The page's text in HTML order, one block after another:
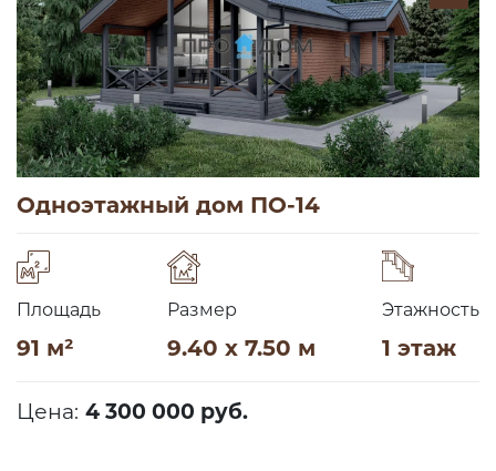
Одноэтажный дом ПО-14
Площадь
91 м²
Размер
9.40 x 7.50 м
Этажность
1 этаж
Цена: 4 300 000 руб.